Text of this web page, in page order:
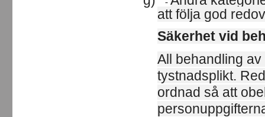
att följa god
Säkerhet vid
All behandling
tystnadsplikt.
ordnad så att